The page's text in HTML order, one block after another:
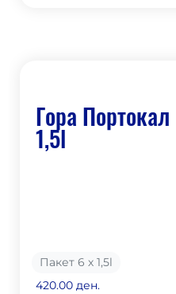
Гора Портокал
1,5l
Пакет 6 х 1,5l
420.00 ден.